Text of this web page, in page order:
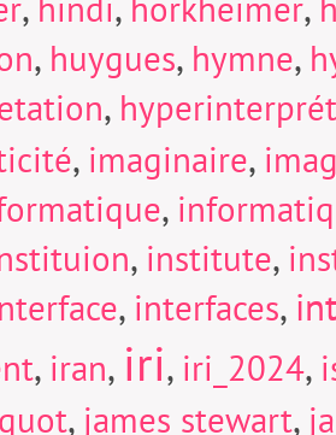
hindi horkheimer
, huygues, hymne,
,
, imaginaire,
,
, institute,
, interfaces,
, iran, iri, iri_2024,
, james stewart,